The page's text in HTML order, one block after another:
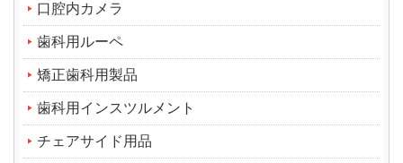
口腔内カメラ
歯科用ルーペ
矯正歯科用製品
歯科用インスツルメント
チェアサイド用品